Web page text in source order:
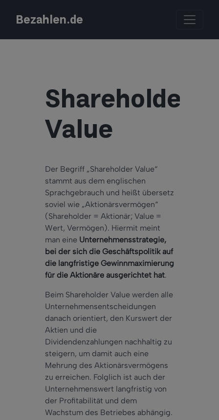
Bezahlen.de
Shareholder
Value
Der Begriff „Shareholder Value“
stammt aus dem englischen
Sprachgebrauch und heißt übersetz
soviel wie „Aktionärsvermögen“
(Shareholder = Aktionär; Value =
Wert, Vermögen). Hiermit meint
man eine Unternehmensstrategie,
bei der sich die Geschäftspolitik auf
die langfristige Gewinnmaximierung
für die Aktionäre ausgerichtet hat.
Beim Shareholder Value werden alle
Unternehmensentscheidungen
danach orientiert, den Kurswert der
Aktien und die
Dividendenzahlungen nachhaltig zu
steigern, um damit auch eine
Mehrung des Aktionärsvermögens
zu erreichen. Folglich ist auch der
Unternehmenswert langfristig von
der Profitabilität und dem
Wachstum des Betriebes abhängig.